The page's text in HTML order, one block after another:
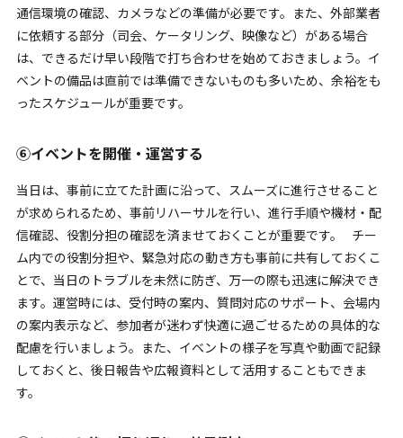
通信環境の確認、カメラなどの準備が必要です。また、外部業者
に依頼する部分（司会、ケータリング、映像など）がある場合
は、できるだけ早い段階で打ち合わせを始めておきましょう。イ
ベントの備品は直前では準備できないものも多いため、余裕をも
ったスケジュールが重要です。
⑥イベントを開催・運営する
当日は、事前に立てた計画に沿って、スムーズに進行させること
が求められるため、事前リハーサルを行い、進行手順や機材・配
信確認、役割分担の確認を済ませておくことが重要です。
チー
ム内での役割分担や、緊急対応の動き方も事前に共有しておくこ
とで、当日のトラブルを未然に防ぎ、万一の際も迅速に解決でき
ます。運営時には、受付時の案内、質問対応のサポート、会場内
の案内表示など、参加者が迷わず快適に過ごせるための具体的な
配慮を行いましょう。また、イベントの様子を写真や動画で記録
しておくと、後日報告や広報資料として活用することもできま
す。